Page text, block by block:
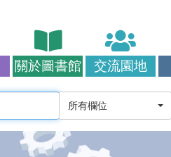
關於圖書館 交流園地
所有欄位